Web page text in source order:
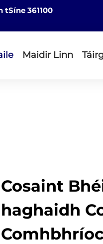
tSíne 361100
Maidir Linn
Cosaint
haghaidh